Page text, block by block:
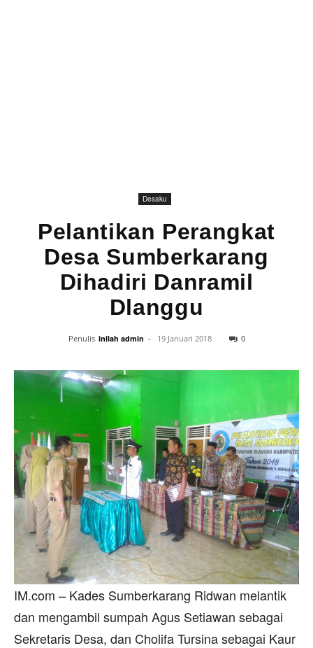
Desaku
Pelantikan Perangkat
Desa Sumberkarang
Dihadiri Danramil
Dlanggu
Penulis inilah admin - 19 Januari 2018 0
IM.com – Kades Sumberkarang Ridwan melantik
dan mengambil sumpah Agus Setiawan sebagai
Sekretaris Desa, dan Cholifa Tursina sebagai Kaur